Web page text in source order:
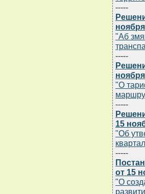
-----
"Аб
-----
"О
-----
15
"Об
-----
от 15
"О